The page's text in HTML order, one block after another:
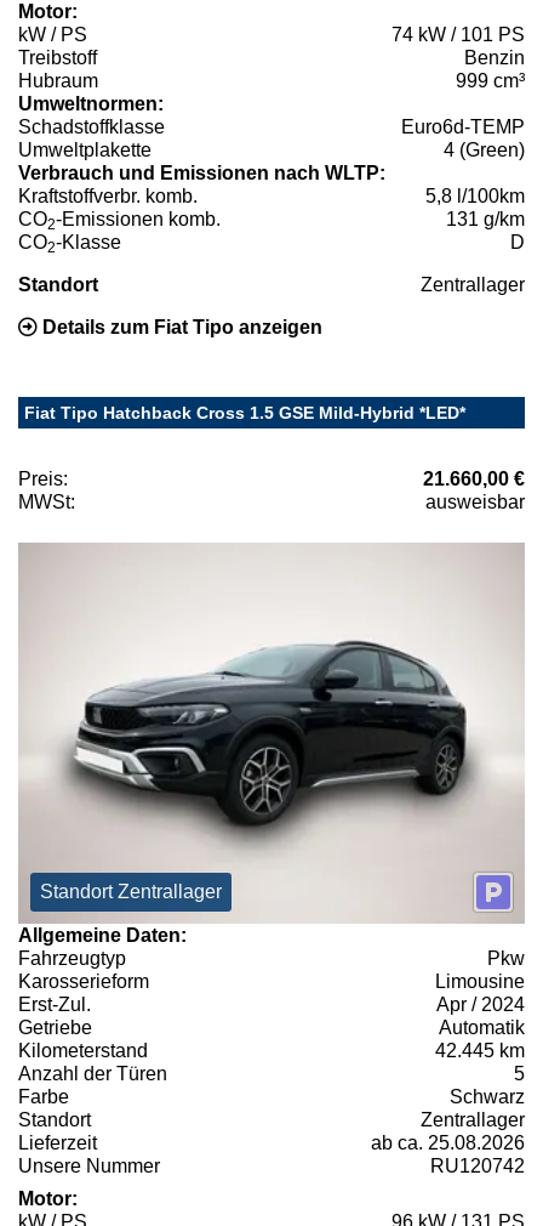
Motor:
kW / PS
74 kW / 101 PS
Treibstoff
Benzin
Hubraum
999 cm³
Umweltnormen:
Schadstoffklasse
Euro6d-TEMP
Umweltplakette
4 (Green)
Verbrauch und Emissionen nach WLTP:
Kraftstoffverbr. komb.
5,8 l/100km
CO2-Emissionen komb.
131 g/km
CO2-Klasse D
Standort Zentrallager
Details zum Fiat Tipo anzeigen
Fiat Tipo Hatchback Cross 1.5 GSE Mild-Hybrid *LED*
Preis:
21.660,00 €
MWSt:
ausweisbar
Standort Zentrallager
Allgemeine Daten:
Fahrzeugtyp
Pkw
Karosserieform
Limousine
Erst-Zul.
Apr / 2024
Getriebe
Automatik
Kilometerstand
42.445 km
Anzahl der Türen
5
Farbe
Schwarz
Standort
Zentrallager
Lieferzeit
ab ca. 25.08.2026
Unsere Nummer
RU120742
Motor:
kW / PS
96 kW / 131 PS